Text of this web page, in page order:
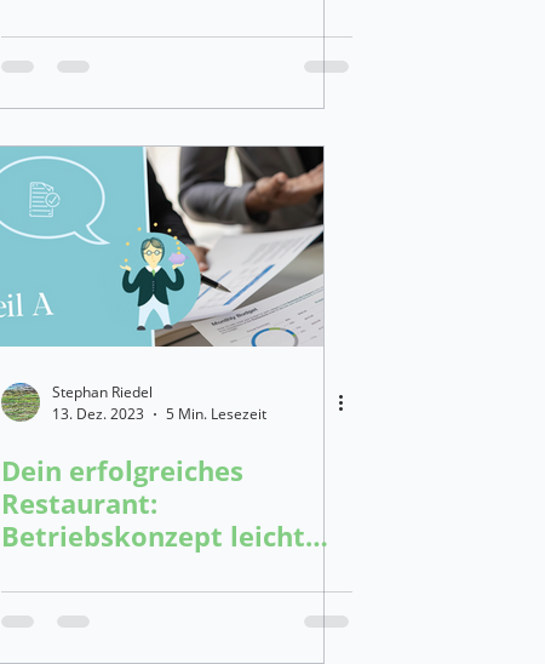
Verkaufspreis
Stephan Riedel
13. Dez. 2023
5 Min. Lesezeit
Dein erfolgreiches
Restaurant:
Betriebskonzept leicht